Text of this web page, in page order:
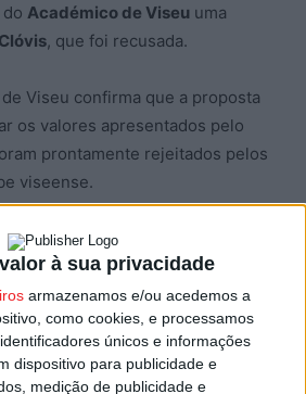
à sua privacidade
armazenamos e/ou acedemos a
como cookies, e processamos
únicos e informações
dispositivo para publicidade e
medição de publicidade e
Académico de Viseu uma
Clóvis, que foi recusada.
Viseu confirma que a proposta
os valores apresentados pelo
prontamente rejeitados pelos
viseense.
que o Levski pretende voltar
pelo passe do ponta de lança
último ano de contrato com o
um dos jogadores em destaque na